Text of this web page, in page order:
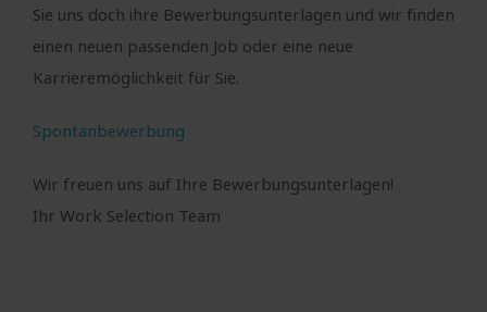
Sie uns doch ihre Bewerbungsunterlagen und wir finden
einen neuen passenden Job oder eine neue
Karrieremöglichkeit für Sie.
Spontanbewerbung
Wir freuen uns auf Ihre Bewerbungsunterlagen!
Ihr Work Selection Team